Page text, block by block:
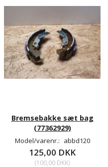
Bremsebakke sæt bag
(77362929)
Model/varenr.: abbd120
125,00 DKK
(100,00 DKK)